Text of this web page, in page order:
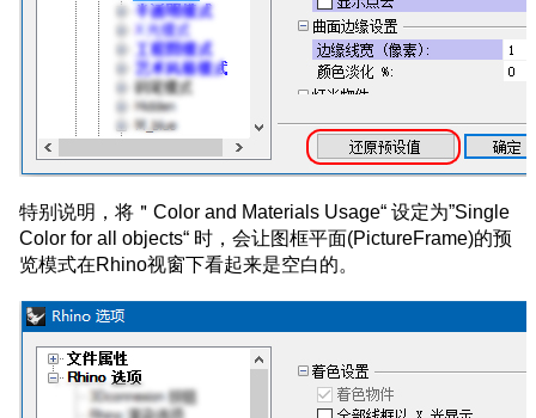
特别说明，将＂Color and Materials Usage“ 设定为”Single
Color for all objects“ 时，会让图框平面(PictureFrame)的预
览模式在Rhino视窗下看起来是空白的。